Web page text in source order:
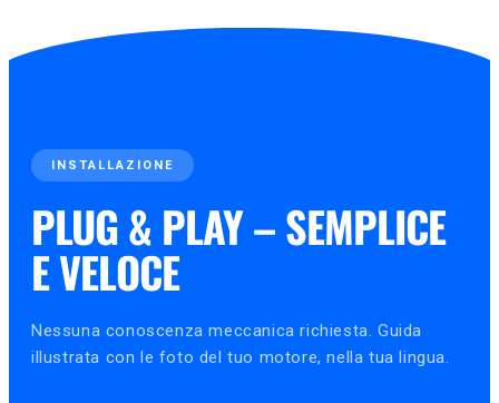
INSTALLAZIONE
PLUG & PLAY – SEMPLICE
E VELOCE
Nessuna conoscenza meccanica richiesta. Guida
illustrata con le foto del tuo motore, nella tua lingua.